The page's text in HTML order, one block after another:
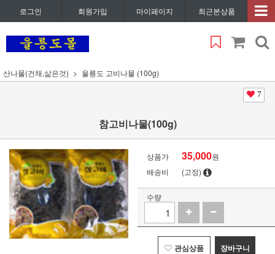
로그인 회원가입 마이페이지 최근본상품
산나물(건채,삶은것) 울릉도 고비나물 (100g)
7
참고비나물(100g)
상품가 35,000원
배송비
(고정)
수량
관심상품 장바구니